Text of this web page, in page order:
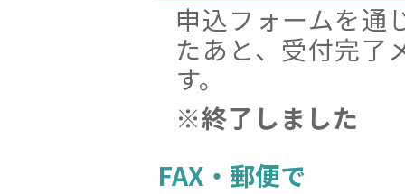
申込フォームを通
たあと、受付完了
す。
※終了しました
FAX・郵便で